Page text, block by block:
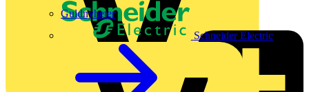
Schneider Electric
Guldnyheter